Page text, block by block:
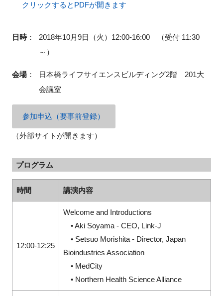
閉じる
クリックするとPDFが開きます
日時：
2018年10月9日（火）12:00-16:00 （受付 11:30
～）
会場：
日本橋ライフサイエンスビルディング2階 201大
会議室
参加申込（要事前登録）
（外部サイトが開きます）
プログラム
時間 講演内容
12:00-12:25
Welcome and Introductions
• Aki Soyama - CEO, Link-J
• Setsuo Morishita - Director, Japan
Bioindustries Association
• MedCity
• Northern Health Science Alliance